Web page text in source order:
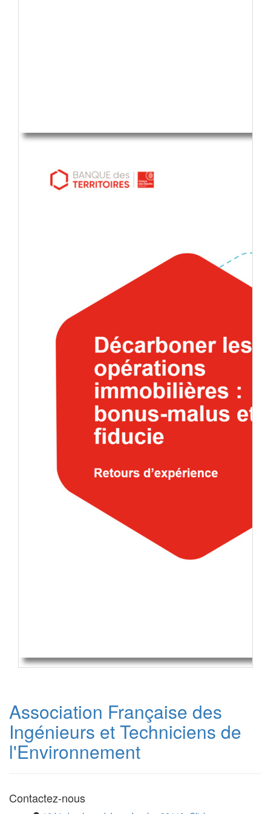
Association Française des
Ingénieurs et Techniciens de
l'Environnement
Contactez-nous